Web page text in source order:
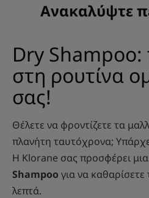
Ανακαλύψτε
Dry Shampoo:
στη ρουτίνα
σας!
Θέλετε να φροντίζετε τα
πλανήτη ταυτόχρονα;
Η Klorane σας προσφέρει
Shampoo για να
λεπτά.